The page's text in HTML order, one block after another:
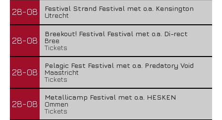
28-08
Festival Strand Festival met o.a. Kensington
Utrecht
28-08
Breekout! Festival Festival met o.a. Di-rect
Bree
Tickets
28-08
Pelagic Fest Festival met o.a. Predatory Void
Maastricht
Tickets
28-08
Metallicamp Festival met o.a. HESKEN
Ommen
Tickets